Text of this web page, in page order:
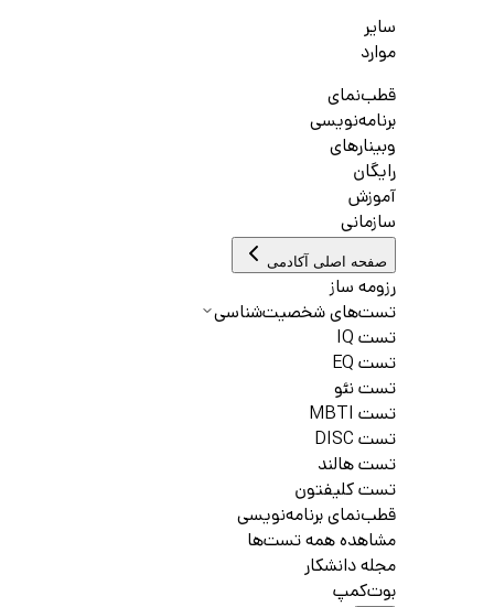
سایر
موارد
قطب‌نمای
برنامه‌نویسی
وبینارهای
رایگان
آموزش
سازمانی
صفحه اصلی آکادمی
رزومه ساز
تست‌های شخصیت‌شناسی
تست IQ
تست EQ
تست نئو
تست MBTI
تست DISC
تست هالند
تست کلیفتون
قطب‌نمای برنامه‌نویسی
مشاهده همه تست‌ها
مجله دانشکار
بوت‌کمپ